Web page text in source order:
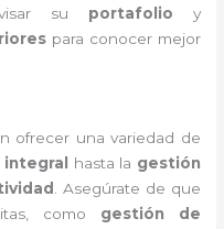
su portafolio y
para conocer mejor
ofrecer una variedad de
hasta la gestión
. Asegúrate de que
como gestión de